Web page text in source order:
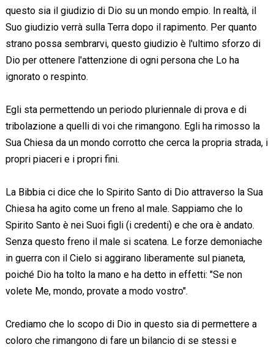
questo sia il giudizio di Dio su un mondo empio. In realtà, il
Suo giudizio verrà sulla Terra dopo il rapimento. Per quanto
strano possa sembrarvi, questo giudizio è l'ultimo sforzo di
Dio per ottenere l'attenzione di ogni persona che Lo ha
ignorato o respinto.
Egli sta permettendo un periodo pluriennale di prova e di
tribolazione a quelli di voi che rimangono. Egli ha rimosso la
Sua Chiesa da un mondo corrotto che cerca la propria strada, i
propri piaceri e i propri fini.
La Bibbia ci dice che lo Spirito Santo di Dio attraverso la Sua
Chiesa ha agito come un freno al male. Sappiamo che lo
Spirito Santo è nei Suoi figli (i credenti) e che ora è andato.
Senza questo freno il male si scatena. Le forze demoniache
in guerra con il Cielo si aggirano liberamente sul pianeta,
poiché Dio ha tolto la mano e ha detto in effetti: "Se non
volete Me, mondo, provate a modo vostro".
Crediamo che lo scopo di Dio in questo sia di permettere a
coloro che rimangono di fare un bilancio di se stessi e